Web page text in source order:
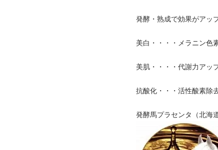
発酵・熟成で効果がアッ
美白・・・・メラニン色
美肌・・・・代謝力アッ
抗酸化・・・活性酸素除
発酵馬プラセンタ（北海